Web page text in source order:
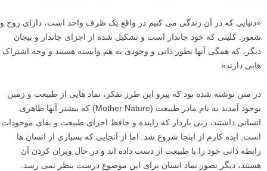
«دنیایی که در آن زندگى مى کنیم در واقع یک ظرف واحد است، داراى روح و
شعور. کلیتى که خود جاندار است و تشکیل شده از اجزاى جاندار و بیجان
دیگر، که همگى آنها بطور ذاتى و وجودى به هم وابسته هستند و وجه اشتراک
هایى دارند».
در متن نوشته شده بود که پیرو این طرز تفکر، نماد هایى از طبیعت و زمین
بوجود آمدند به نام مادر طبیعت (Mother Nature) که بیشتر آنها ظاهرى
انسانى داشتند، زنى باردار که زاینده و حافظ اجزاى طبیعت و بقاى موجودات
است. ایده کارم از اینجا شروع شد. اما از آنجایى که بسیارى از انسان ها
رابطه ذاتى خود را با طبیعت از دست داده اند و در حال ویران کردن آن
هستند، دیگر تصور نماد انسان براى این موضوع درست بنظر نمى رسد.